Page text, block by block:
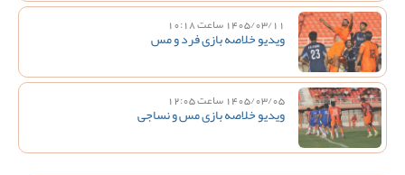
1405/03/11 ساعت 10:18
ویدیو خلاصه بازی فرد و مس
1405/03/05 ساعت 12:05
ویدیو خلاصه بازی مس و نساجی